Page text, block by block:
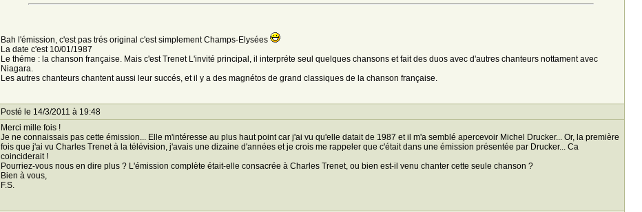
Bah l'émission, c'est pas trés original c'est simplement Champs-Elysées
La date c'est 10/01/1987
Le théme : la chanson française. Mais c'est Trenet L'invité principal, il interpréte seul quelques chansons et fait des duos avec d'autres chanteurs nottament avec
Niagara.
Les autres chanteurs chantent aussi leur succés, et il y a des magnétos de grand classiques de la chanson française.
Posté le 14/3/2011 à 19:48
Merci mille fois !
Je ne connaissais pas cette émission... Elle m'intéresse au plus haut point car j'ai vu qu'elle datait de 1987 et il m'a semblé apercevoir Michel Drucker... Or, la première
fois que j'ai vu Charles Trenet à la télévision, j'avais une dizaine d'années et je crois me rappeler que c'était dans une émission présentée par Drucker... Ca
coinciderait !
Pourriez-vous nous en dire plus ? L'émission complète était-elle consacrée à Charles Trenet, ou bien est-il venu chanter cette seule chanson ?
Bien à vous,
F.S.